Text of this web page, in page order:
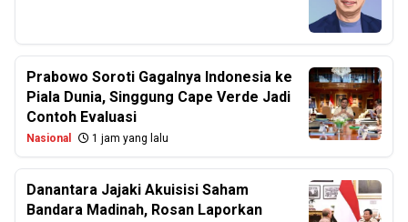
Prabowo Soroti Gagalnya Indonesia ke
Piala Dunia, Singgung Cape Verde Jadi
Contoh Evaluasi
Nasional 1 jam yang lalu
Danantara Jajaki Akuisisi Saham
Bandara Madinah, Rosan Laporkan